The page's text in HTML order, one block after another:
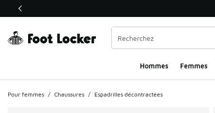
Ce lien s’ouvrira dans une nouvelle fenêtre
Hommes Femmes
Pour femmes / Chaussures / Espadrilles décontractées